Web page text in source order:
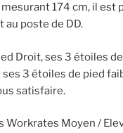
174 cm, il est
poste de DD.
Droit, ses 3 étoiles
3 étoiles de pied
satisfaire.
Workrates Moyen /